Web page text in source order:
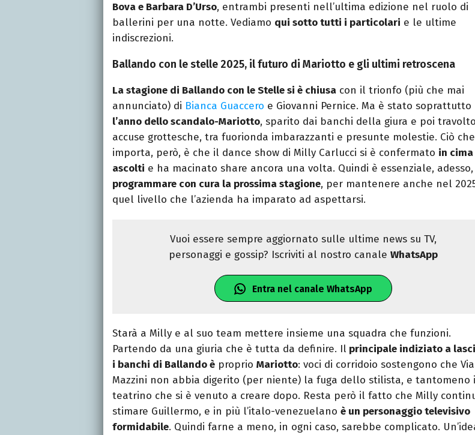
Bova e Barbara D’Urso, entrambi presenti nell’ultima edizione nel ruolo di
ballerini per una notte. Vediamo qui sotto tutti i particolari e le ultime
indiscrezioni.
Ballando con le stelle 2025, il futuro di Mariotto e gli ultimi retroscena
La stagione di Ballando con le Stelle si è chiusa con il trionfo (più che mai
annunciato) di Bianca Guaccero e Giovanni Pernice. Ma è stato soprattutto
l’anno dello scandalo-Mariotto, sparito dai banchi della giura e poi
accuse grottesche, tra fuorionda imbarazzanti e presunte molestie. Ciò
importa, però, è che il dance show di Milly Carlucci si è confermato in
ascolti e ha macinato share ancora una volta. Quindi è essenziale, adesso,
programmare con cura la prossima stagione, per mantenere anche nel
quel livello che l’azienda ha imparato ad aspettarsi.
Vuoi essere sempre aggiornato sulle ultime news su TV,
personaggi e gossip? Iscriviti al nostro canaleWhatsApp
Entra nel canale WhatsApp
Starà a Milly e al suo team mettere insieme una squadra che funzioni.
Partendo da una giuria che è tutta da definire. Il principale indiziato a
i banchi di Ballando è proprio Mariotto: voci di corridoio sostengono che
Mazzini non abbia digerito (per niente) la fuga dello stilista, e tantomeno
teatrino che si è venuto a creare dopo. Resta però il fatto che Milly
stimare Guillermo, e in più l’italo-venezuelano è un personaggio televisivo
formidabile. Quindi farne a meno, in ogni caso, sarebbe complicato.